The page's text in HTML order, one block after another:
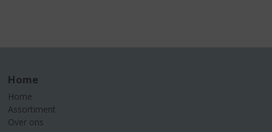
Home
Home
Assortiment
Over ons